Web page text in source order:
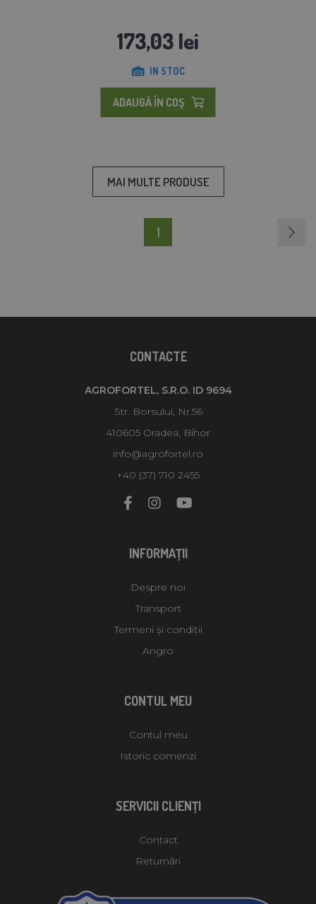
173,03 lei
IN STOC
ADAUGĂ ÎN COŞ
MAI MULTE PRODUSE
1
CONTACTE
AGROFORTEL, S.R.O. ID 9694
Str. Borsului, Nr.56
410605 Oradea, Bihor
info@agrofortel.ro
+40 (37) 710 2455
INFORMAŢII
Despre noi
Transport
Termeni și condiții
Angro
CONTUL MEU
Contul meu
Istoric comenzi
SERVICII CLIENŢI
Contact
Returnări